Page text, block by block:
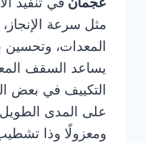
مثل سرعة الإنجاز،
المعدات، وتحسين
يساعد السقف
التكييف في بعض
على المدى
ومعزولًا وذا